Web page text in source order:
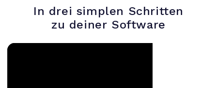
119,99 €
64,99 €.In drei simplen Schritten
zu deiner Software